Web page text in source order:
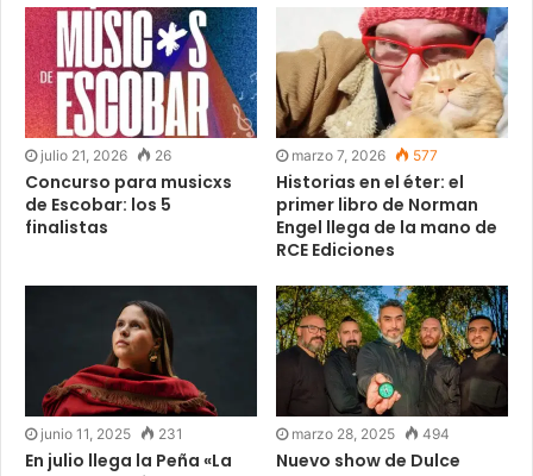
julio 21, 2026 26
Concurso para musicxs
de Escobar: los 5
finalistas
marzo 7, 2026 577
Historias en el éter: el
primer libro de Norman
Engel llega de la mano de
RCE Ediciones
junio 11, 2025 231
En julio llega la Peña «La
marzo 28, 2025 494
Nuevo show de Dulce